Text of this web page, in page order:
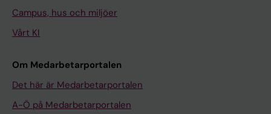
Campus, hus och miljöer
Vårt KI
Om Medarbetarportalen
Det här är Medarbetarportalen
A-Ö på Medarbetarportalen